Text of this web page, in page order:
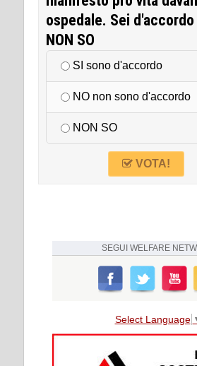
ospedale. Sei d'accordo
NON SO
SI sono d'accordo
NO non sono d'accordo
NON SO
VOTA!
SEGUI WELFARE
Select Language